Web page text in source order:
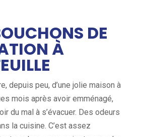
DE
À
depuis peu, d’une jolie maison à
mois après avoir emménagé,
du mal à s’évacuer. Des odeurs
la cuisine. C’est assez